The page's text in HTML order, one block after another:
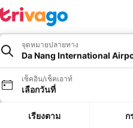
จุดหมายปลายทาง
Da Nang International
เช็คอิน/เช็คเอาท์
เลือกวันที่
เรียงตาม ก